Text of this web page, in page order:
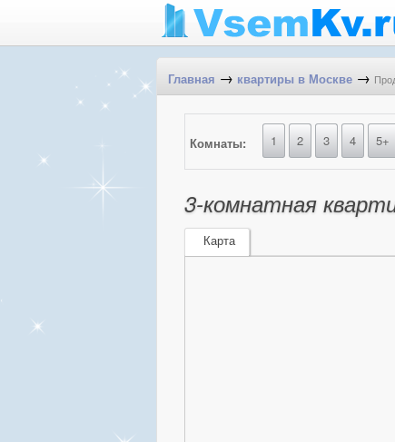
Главная → квартиры в Москве →
Комнаты: 1 2 3 4 5+
3-комнатная
Карта